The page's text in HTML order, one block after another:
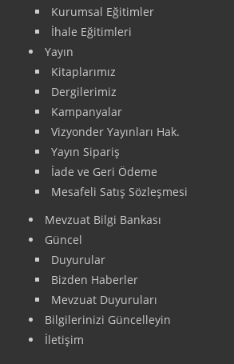
Kurumsal Eğitimler
İhale Eğitimleri
Yayın
Kitaplarımız
Dergilerimiz
Kampanyalar
Vizyonder Yayınları Hak.
Yayın Sipariş
İade ve Geri Ödeme
Mesafeli Satış Sözleşmesi
Mevzuat Bilgi Bankası
Güncel
Duyurular
Bizden Haberler
Mevzuat Duyuruları
Bilgilerinizi Güncelleyin
İletişim